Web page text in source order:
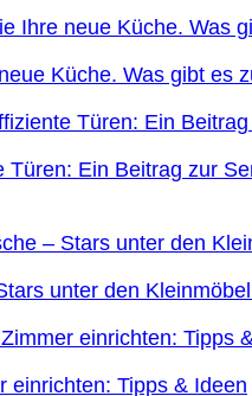
Küche. Was gibt es
Türen: Ein Beitrag zur
unter den
einrichten: Tipps & Ideen